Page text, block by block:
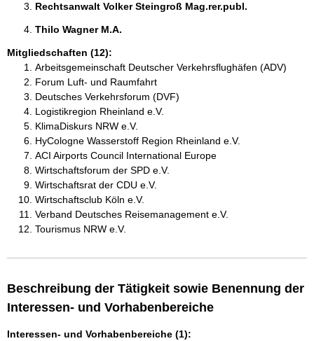
Rechtsanwalt Volker Steingroß Mag.rer.publ.
Thilo Wagner M.A.
Mitgliedschaften (12):
Arbeitsgemeinschaft Deutscher Verkehrsflughäfen (ADV)
Forum Luft- und Raumfahrt
Deutsches Verkehrsforum (DVF)
Logistikregion Rheinland e.V.
KlimaDiskurs NRW e.V.
HyCologne Wasserstoff Region Rheinland e.V.
ACI Airports Council International Europe
Wirtschaftsforum der SPD e.V.
Wirtschaftsrat der CDU e.V.
Wirtschaftsclub Köln e.V.
Verband Deutsches Reisemanagement e.V.
Tourismus NRW e.V.
Beschreibung der Tätigkeit sowie Benennung der
Interessen- und Vorhabenbereiche
Interessen- und Vorhabenbereiche (1):